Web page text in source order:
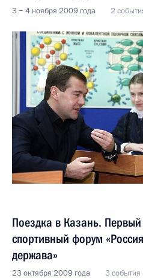
3 − 4 ноября 2009 года 2
Поездка в Казань. Первый
спортивный форум
держава»
23 октября 2009 года 3 события